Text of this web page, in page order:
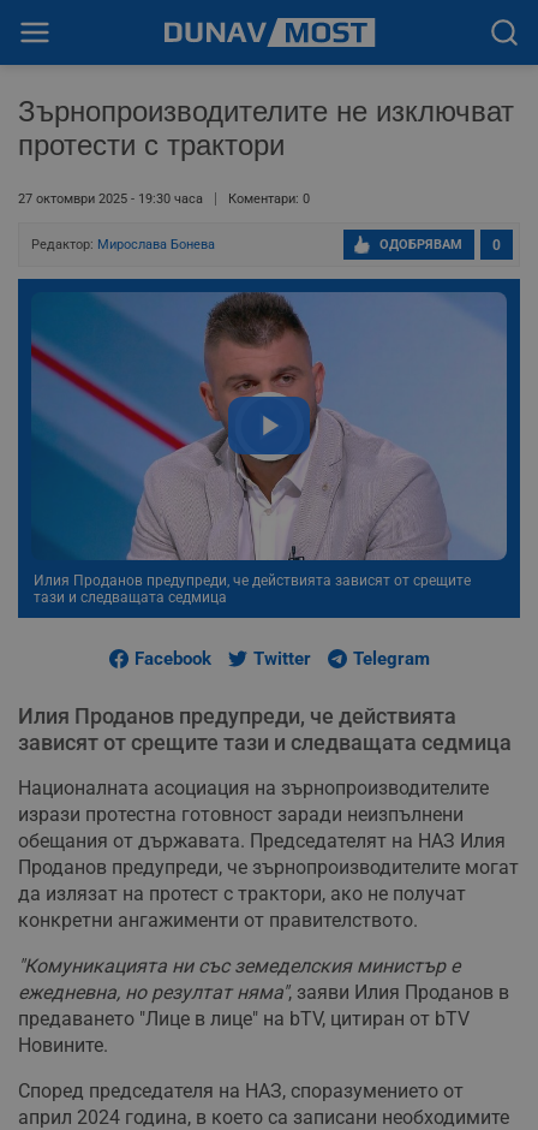
Зърнопроизводителите не изключват
протести с трактори
27 октомври 2025 - 19:30 часа Коментари: 0
Редактор: Мирослава Бонева 0
ОДОБРЯВАМ
Илия Проданов предупреди, че действията зависят от срещите
тази и следващата седмица
Facebook Twitter Telegram
Илия Проданов предупреди, че действията
зависят от срещите тази и следващата седмица
Националната асоциация на зърнопроизводителите
изрази протестна готовност заради неизпълнени
обещания от държавата. Председателят на НАЗ Илия
Проданов предупреди, че зърнопроизводителите могат
да излязат на протест с трактори, ако не получат
конкретни ангажименти от правителството.
"Комуникацията ни със земеделския министър е
ежедневна, но резултат няма", заяви Илия Проданов в
предаването "Лице в лице" на bTV, цитиран от bTV
Новините.
Според председателя на НАЗ, споразумението от
април 2024 година, в което са записани необходимите